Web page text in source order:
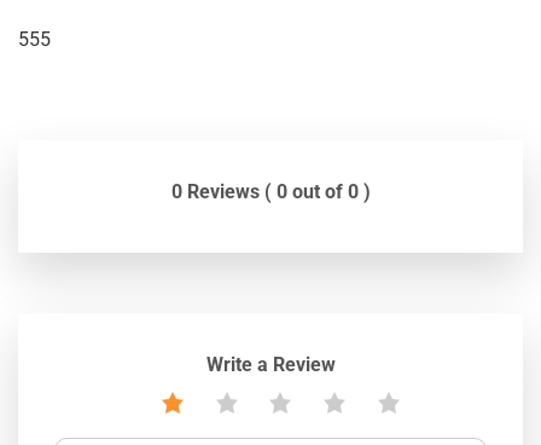
555
0 Reviews ( 0 out of 0 )
Write a Review